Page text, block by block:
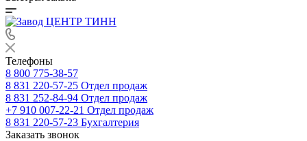
Телефоны
8 800 775-38-57
8 831 220-57-25 Отдел продаж
8 831 252-84-94 Отдел продаж
+7 910 007-22-21 Отдел продаж
8 831 220-57-23 Бухгалтерия
Заказать звонок